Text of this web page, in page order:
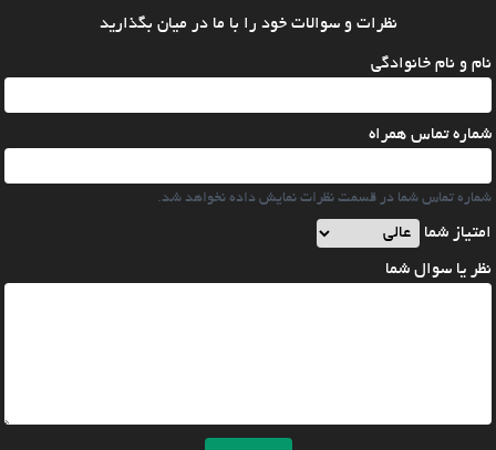
نظرات و سوالات خود را با ما در میان بگذارید
نام و نام خانوادگی
شماره تماس همراه
شماره تماس شما در قسمت نظرات نمایش داده نخواهد شد.
امتیاز شما
نظر یا سوال شما